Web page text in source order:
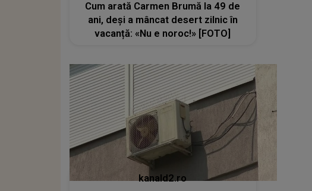
Cum arată Carmen Brumă la 49 de
ani, deși a mâncat desert zilnic în
vacanță: «Nu e noroc!» [FOTO]
kanald2.ro